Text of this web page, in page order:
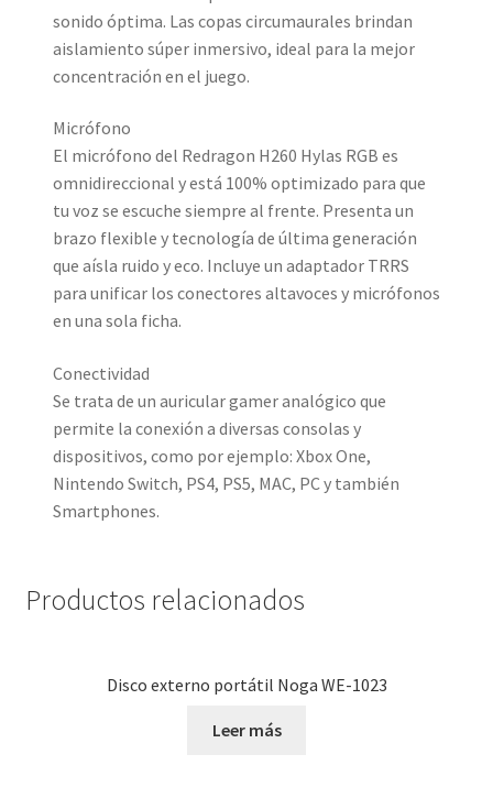
sonido óptima. Las copas circumaurales brindan
aislamiento súper inmersivo, ideal para la mejor
concentración en el juego.
Micrófono
El micrófono del Redragon H260 Hylas RGB es
omnidireccional y está 100% optimizado para que
tu voz se escuche siempre al frente. Presenta un
brazo flexible y tecnología de última generación
que aísla ruido y eco. Incluye un adaptador TRRS
para unificar los conectores altavoces y micrófonos
en una sola ficha.
Conectividad
Se trata de un auricular gamer analógico que
permite la conexión a diversas consolas y
dispositivos, como por ejemplo: Xbox One,
Nintendo Switch, PS4, PS5, MAC, PC y también
Smartphones.
Productos relacionados
Disco externo portátil Noga WE-1023
Leer más